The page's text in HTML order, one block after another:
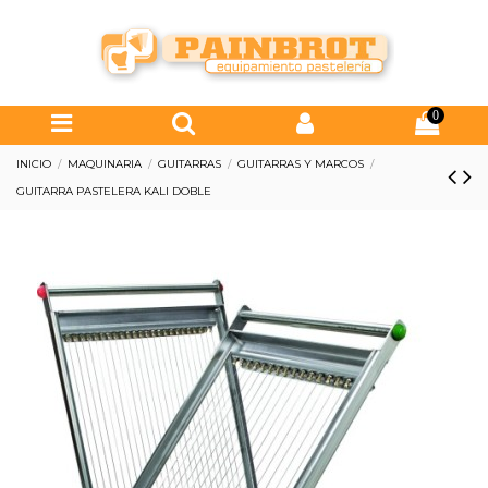
0
INICIO MAQUINARIA GUITARRAS
GUITARRAS Y MARCOS
GUITARRA PASTELERA KALI DOBLE